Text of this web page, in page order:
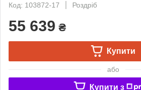
Код: 103872-17
Роздріб
55 639 ₴
Купити
або
Купити з